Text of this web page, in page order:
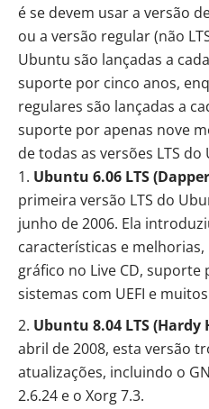
é se devem usar a versão
ou a versão regular (não
Ubuntu são lançadas a
suporte por cinco anos,
regulares são lançadas a
suporte por apenas nove
de todas as versões LTS
Ubuntu 6.06 LTS
primeira versão LTS do
junho de 2006. Ela
características e
gráfico no Live CD, suporte
sistemas com UEFI e
Ubuntu 8.04 LTS (Hardy
abril de 2008, esta versão
atualizações, incluindo o
2.6.24 e o Xorg 7.3.